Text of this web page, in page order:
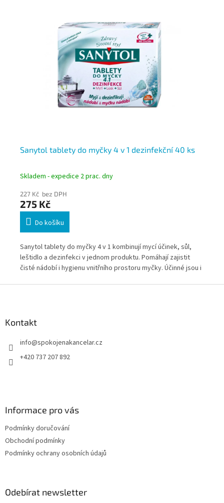
Sanytol tablety do myčky 4 v 1 dezinfekční 40 ks
Skladem - expedice 2 prac. dny
227 Kč bez DPH
275 Kč
Do košíku
Sanytol tablety do myčky 4 v 1 kombinují mycí účinek, sůl,
leštidlo a dezinfekci v jednom produktu. Pomáhají zajistit
čisté nádobí i hygienu vnitřního prostoru myčky. Účinné jsou i
Kontakt
info@spokojenakancelar.cz
+420 737 207 892
Informace pro vás
Podmínky doručování
Obchodní podmínky
Podmínky ochrany osobních údajů
Odebírat newsletter